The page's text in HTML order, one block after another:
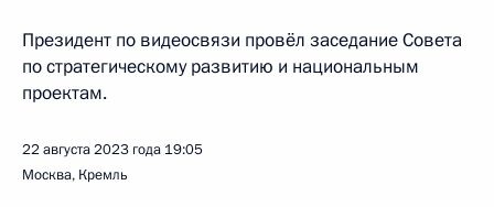
Президент по видеосвязи провёл заседание Совета
по стратегическому развитию и национальным
проектам.
22 августа 2023 года 19:05
Москва, Кремль